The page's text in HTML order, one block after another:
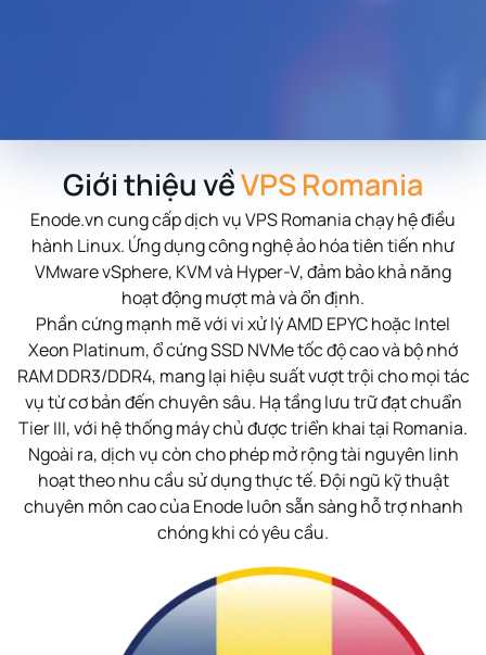
Giới thiệu vềVPS Romania
Enode.vn cung cấp dịch vụ VPS Romania chạy hệ điều
hành Linux. Ứng dụng công nghệ ảo hóa tiên tiến như
VMware vSphere, KVM và Hyper-V, đảm bảo khả năng
hoạt động mượt mà và ổn định.
Phần cứng mạnh mẽ với vi xử lý AMD EPYC hoặc Intel
Xeon Platinum, ổ cứng SSD NVMe tốc độ cao và bộ nhớ
RAM DDR3/DDR4, mang lại hiệu suất vượt trội cho mọi tác
vụ từ cơ bản đến chuyên sâu. Hạ tầng lưu trữ đạt chuẩn
Tier III, với hệ thống máy chủ được triển khai tại Romania.
Ngoài ra, dịch vụ còn cho phép mở rộng tài nguyên linh
hoạt theo nhu cầu sử dụng thực tế. Đội ngũ kỹ thuật
chuyên môn cao của Enode luôn sẵn sàng hỗ trợ nhanh
chóng khi có yêu cầu.